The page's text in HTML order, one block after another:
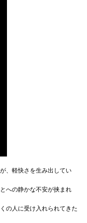
、軽快さを生み出してい
への静かな不安が挟まれ
の人に受け入れられてきた